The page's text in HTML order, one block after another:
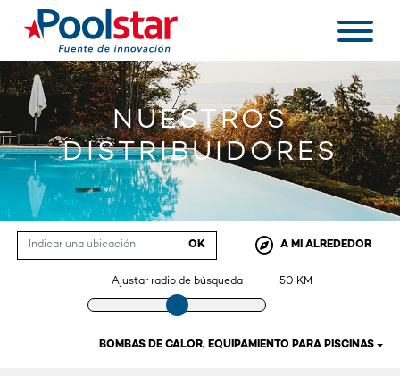
NUESTROS
DISTRIBUIDORES
OK A MI ALREDEDOR
Ajustar radio de búsqueda 50 KM
BOMBAS DE CALOR, EQUIPAMIENTO PARA PISCINAS